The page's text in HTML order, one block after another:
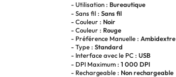
- Utilisation : Bureautique
- Sans fil : Sans fil
- Couleur : Noir
- Couleur : Rouge
- Préférence Manuelle : Ambidextre
- Type : Standard
- Interface avec le PC : USB
- DPI Maximum : 1 000 DPI
- Rechargeable : Non rechargeable